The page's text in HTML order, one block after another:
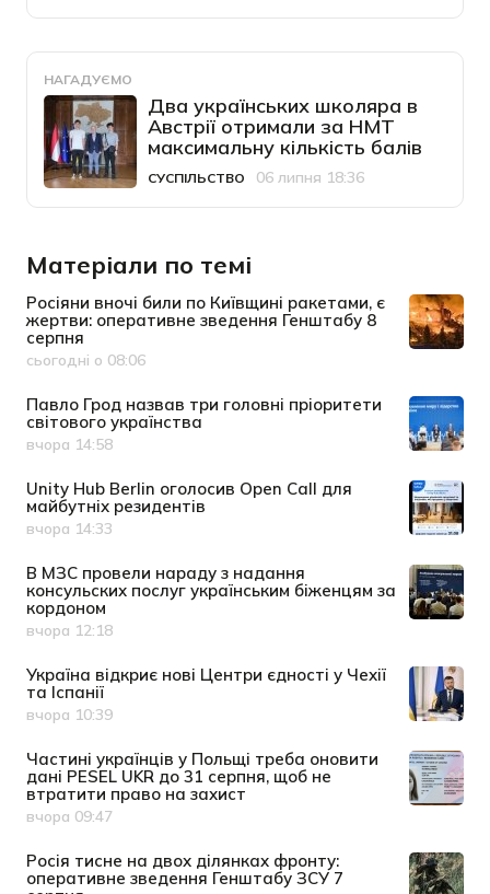
НАГАДУЄМО
Два українських школяра в
Австрії отримали за НМТ
максимальну кількість балів
Категорія
СУСПІЛЬСТВО
Дата публікації06 липня 18:36
Матеріали по темі
Росіяни вночі били по Київщині ракетами, є
жертви: оперативне зведення Генштабу 8
серпня
Дата публікації
сьогодні о 08:06
Павло Грод назвав три головні пріоритети
світового українства
Дата публікації
вчора 14:58
Unity Hub Berlin оголосив Open Call для
майбутніх резидентів
Дата публікації
вчора 14:33
В МЗС провели нараду з надання
консульских послуг українським біженцям за
кордоном
Дата публікації
вчора 12:18
Україна відкриє нові Центри єдності у Чехії
та Іспанії
Дата публікації
вчора 10:39
Частині українців у Польщі треба оновити
дані PESEL UKR до 31 серпня, щоб не
втратити право на захист
Дата публікації
вчора 09:47
Росія тисне на двох ділянках фронту:
оперативне зведення Генштабу ЗСУ 7